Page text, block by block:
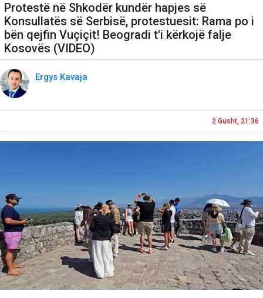
Protestë në Shkodër kundër hapjes së
Konsullatës së Serbisë, protestuesit: Rama po i
bën qejfin Vuçiçit! Beogradi t'i kërkojë falje
Kosovës (VIDEO)
Ergys Kavaja
2 Gusht, 21:36